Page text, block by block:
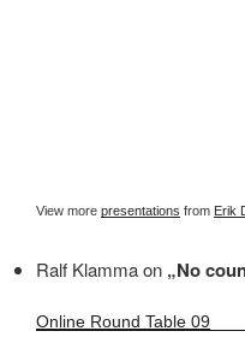
View more presentations from Erik
Ralf Klamma on „No
Online Round Table 09